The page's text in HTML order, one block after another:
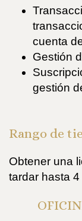
cuenta
Gestión
gestión
Rango de
Obtener una
tardar hasta